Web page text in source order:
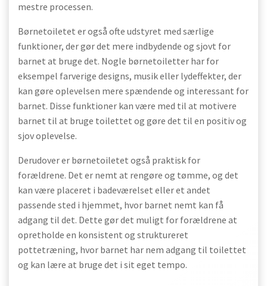
mestre processen.
Børnetoiletet er også ofte udstyret med særlige
funktioner, der gør det mere indbydende og sjovt for
barnet at bruge det. Nogle børnetoiletter har for
eksempel farverige designs, musik eller lydeffekter, der
kan gøre oplevelsen mere spændende og interessant for
barnet. Disse funktioner kan være med til at motivere
barnet til at bruge toilettet og gøre det til en positiv og
sjov oplevelse.
Derudover er børnetoiletet også praktisk for
forældrene. Det er nemt at rengøre og tømme, og det
kan være placeret i badeværelset eller et andet
passende sted i hjemmet, hvor barnet nemt kan få
adgang til det. Dette gør det muligt for forældrene at
opretholde en konsistent og struktureret
pottetræning, hvor barnet har nem adgang til toilettet
og kan lære at bruge det i sit eget tempo.